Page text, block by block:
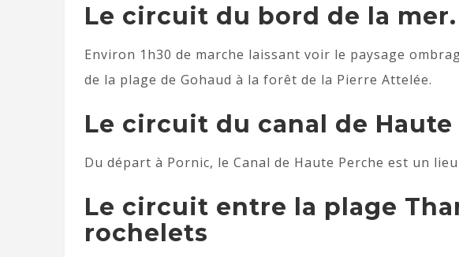
Le circuit du bord de la mer.
Environ 1h30 de marche laissant voir le paysage
de la plage de Gohaud à la forêt de la Pierre Attelée.
Le circuit du canal de Haute
Du départ à Pornic, le Canal de Haute Perche est un
Le circuit entre la plage
rochelets